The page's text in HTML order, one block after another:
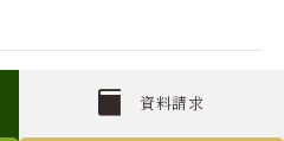
資料請求